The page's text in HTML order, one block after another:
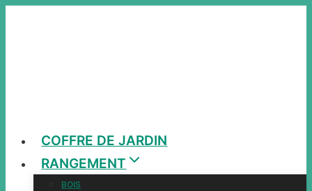
COFFRE DE JARDIN
RANGEMENT
BOIS